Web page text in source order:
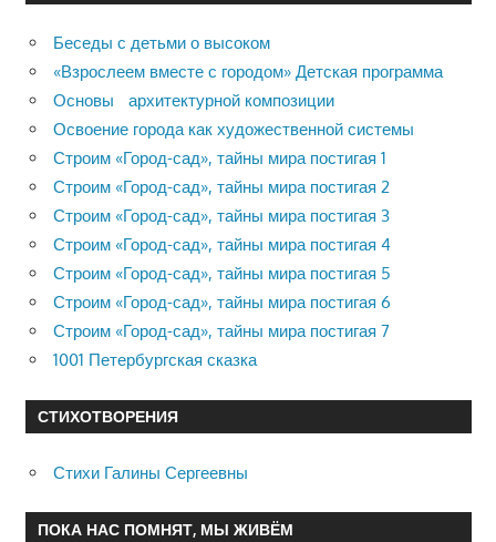
Беседы с детьми о высоком
«Взрослеем вместе с городом» Детская программа
Основы архитектурной композиции
Освоение города как художественной системы
Строим «Город-сад», тайны мира постигая 1
Строим «Город-сад», тайны мира постигая 2
Строим «Город-сад», тайны мира постигая 3
Строим «Город-сад», тайны мира постигая 4
Строим «Город-сад», тайны мира постигая 5
Строим «Город-сад», тайны мира постигая 6
Строим «Город-сад», тайны мира постигая 7
1001 Петербургская сказка
СТИХОТВОРЕНИЯ
Стихи Галины Сергеевны
ПОКА НАС ПОМНЯТ, МЫ ЖИВЁМ